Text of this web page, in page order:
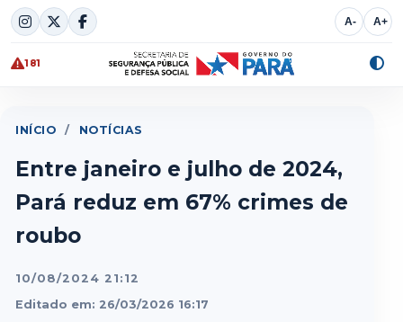
Skip
to
content
A- A+
181
INÍCIO / NOTÍCIAS
Entre janeiro e julho de 2024,
Pará reduz em 67% crimes de
roubo
10/08/2024 21:12
Editado em: 26/03/2026 16:17